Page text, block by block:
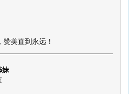
美直到永远！
妹